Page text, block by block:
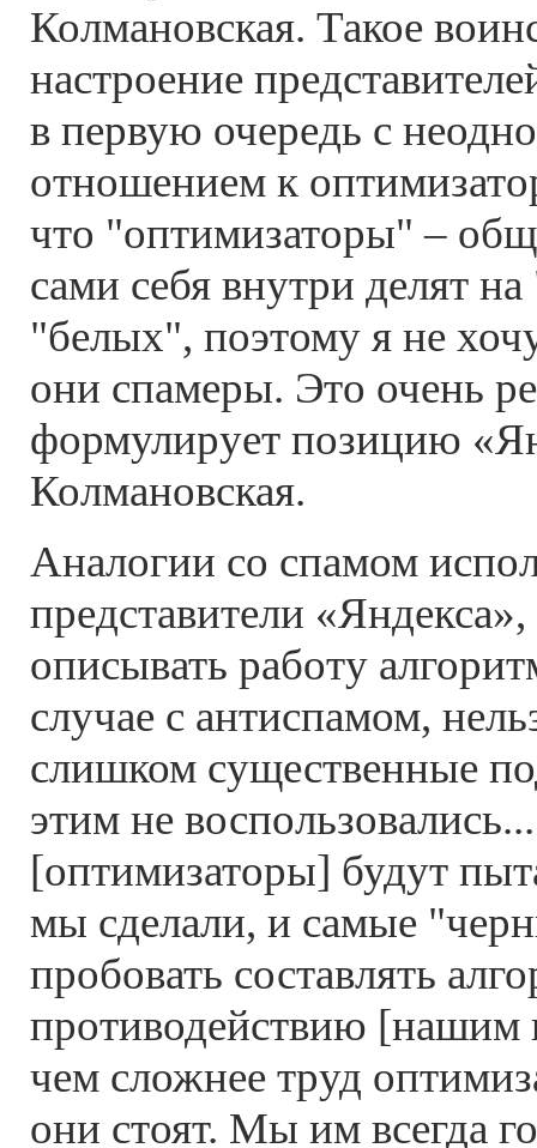
Колмановская. Такое
настроение
в первую очередь с
отношением к
что "оптимизаторы" –
сами себя внутри делят
"белых", поэтому я не
они спамеры. Это очень
формулирует позицию
Колмановская.
Аналогии со спамом
представители «Яндекса»,
описывать работу
случае с антиспамом,
слишком существенные
этим не
[оптимизаторы] будут
мы сделали, и самые
пробовать составлять
противодействию [нашим
чем сложнее труд
они стоят. Мы им всегда